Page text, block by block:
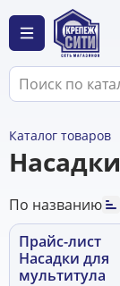
Каталог товаров
По названию
Прайс-лист
Насадки для
мультитула